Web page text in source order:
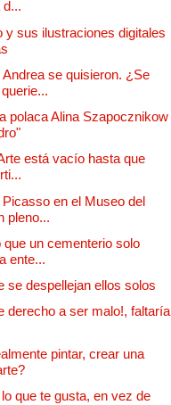
d...
y sus ilustraciones digitales
se quisieron. ¿Se
polaca Alina Szapocznikow
está vacío hasta que
en el Museo del
pleno...
que un cementerio solo
ente...
se despellejan ellos solos
derecho a ser malo!, faltaría
pintar, crear una
que te gusta, en vez de